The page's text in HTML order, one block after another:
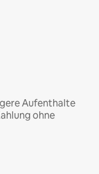
Aufenthalte
ohne